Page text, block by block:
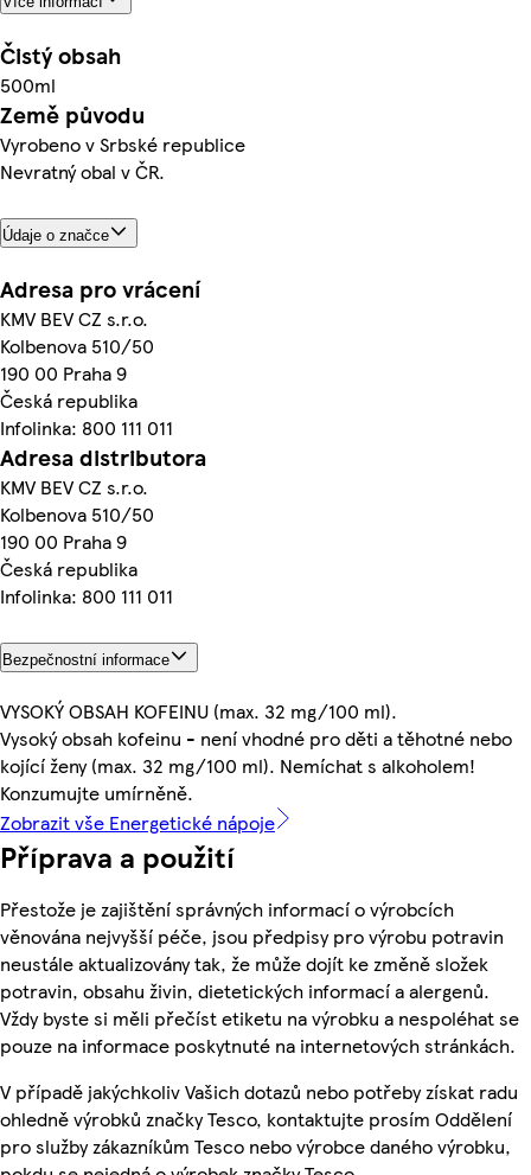
Čistý obsah
500ml
Země původu
Vyrobeno v Srbské republice
Nevratný obal v ČR.
Údaje o značce
Adresa pro vrácení
KMV BEV CZ s.r.o.
Kolbenova 510/50
190 00 Praha 9
Česká republika
Infolinka: 800 111 011
Adresa distributora
KMV BEV CZ s.r.o.
Kolbenova 510/50
190 00 Praha 9
Česká republika
Infolinka: 800 111 011
Bezpečnostní informace
VYSOKÝ OBSAH KOFEINU (max. 32 mg/100 ml).
Vysoký obsah kofeinu - není vhodné pro děti a těhotné nebo
kojící ženy (max. 32 mg/100 ml). Nemíchat s alkoholem!
Konzumujte umírněně.
Zobrazit vše Energetické nápoje
Příprava a použití
Přestože je zajištění správných informací o výrobcích
věnována nejvyšší péče, jsou předpisy pro výrobu potravin
neustále aktualizovány tak, že může dojít ke změně složek
potravin, obsahu živin, dietetických informací a alergenů.
Vždy byste si měli přečíst etiketu na výrobku a nespoléhat se
pouze na informace poskytnuté na internetových stránkách.
V případě jakýchkoliv Vašich dotazů nebo potřeby získat radu
ohledně výrobků značky Tesco, kontaktujte prosím Oddělení
pro služby zákazníkům Tesco nebo výrobce daného výrobku,